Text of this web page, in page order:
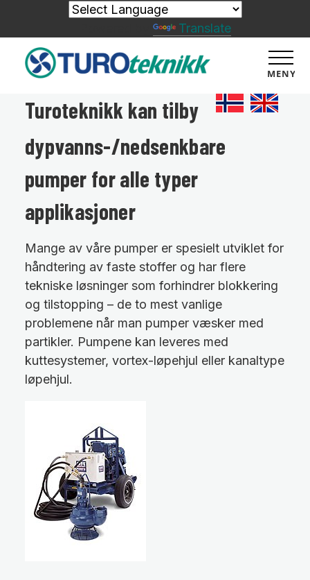
MENY
Turoteknikk kan tilby
dypvanns-/nedsenkbare
pumper for alle typer
applikasjoner
Mange av våre pumper er spesielt utviklet for
håndtering av faste stoffer og har flere
tekniske løsninger som forhindrer blokkering
og tilstopping – de to mest vanlige
problemene når man pumper væsker med
partikler. Pumpene kan leveres med
kuttesystemer, vortex-løpehjul eller kanaltype
løpehjul.
Translate